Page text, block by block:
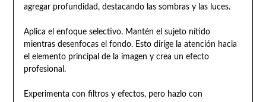
agregar profundidad, destacando las sombras y las luces.
Aplica el enfoque selectivo. Mantén el sujeto nítido
mientras desenfocas el fondo. Esto dirige la atención hacia
el elemento principal de la imagen y crea un efecto
profesional.
Experimenta con filtros y efectos, pero hazlo con